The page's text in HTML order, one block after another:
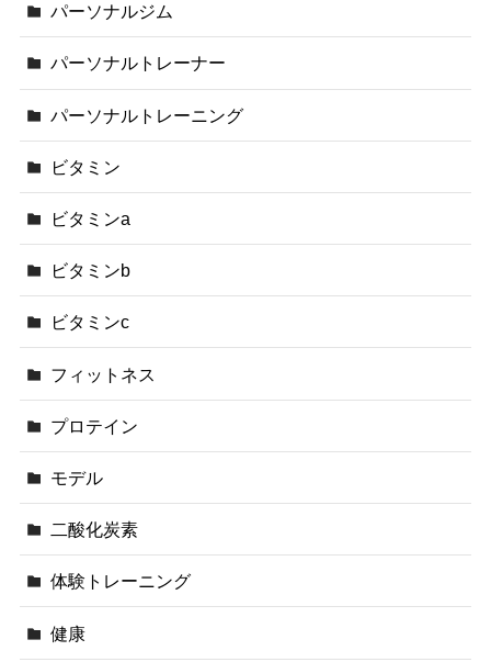
パーソナルジム
パーソナルトレーナー
パーソナルトレーニング
ビタミン
ビタミンa
ビタミンb
ビタミンc
フィットネス
プロテイン
モデル
二酸化炭素
体験トレーニング
健康